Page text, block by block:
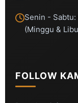
Senin - Sabtu:
(Minggu &
FOLLOW